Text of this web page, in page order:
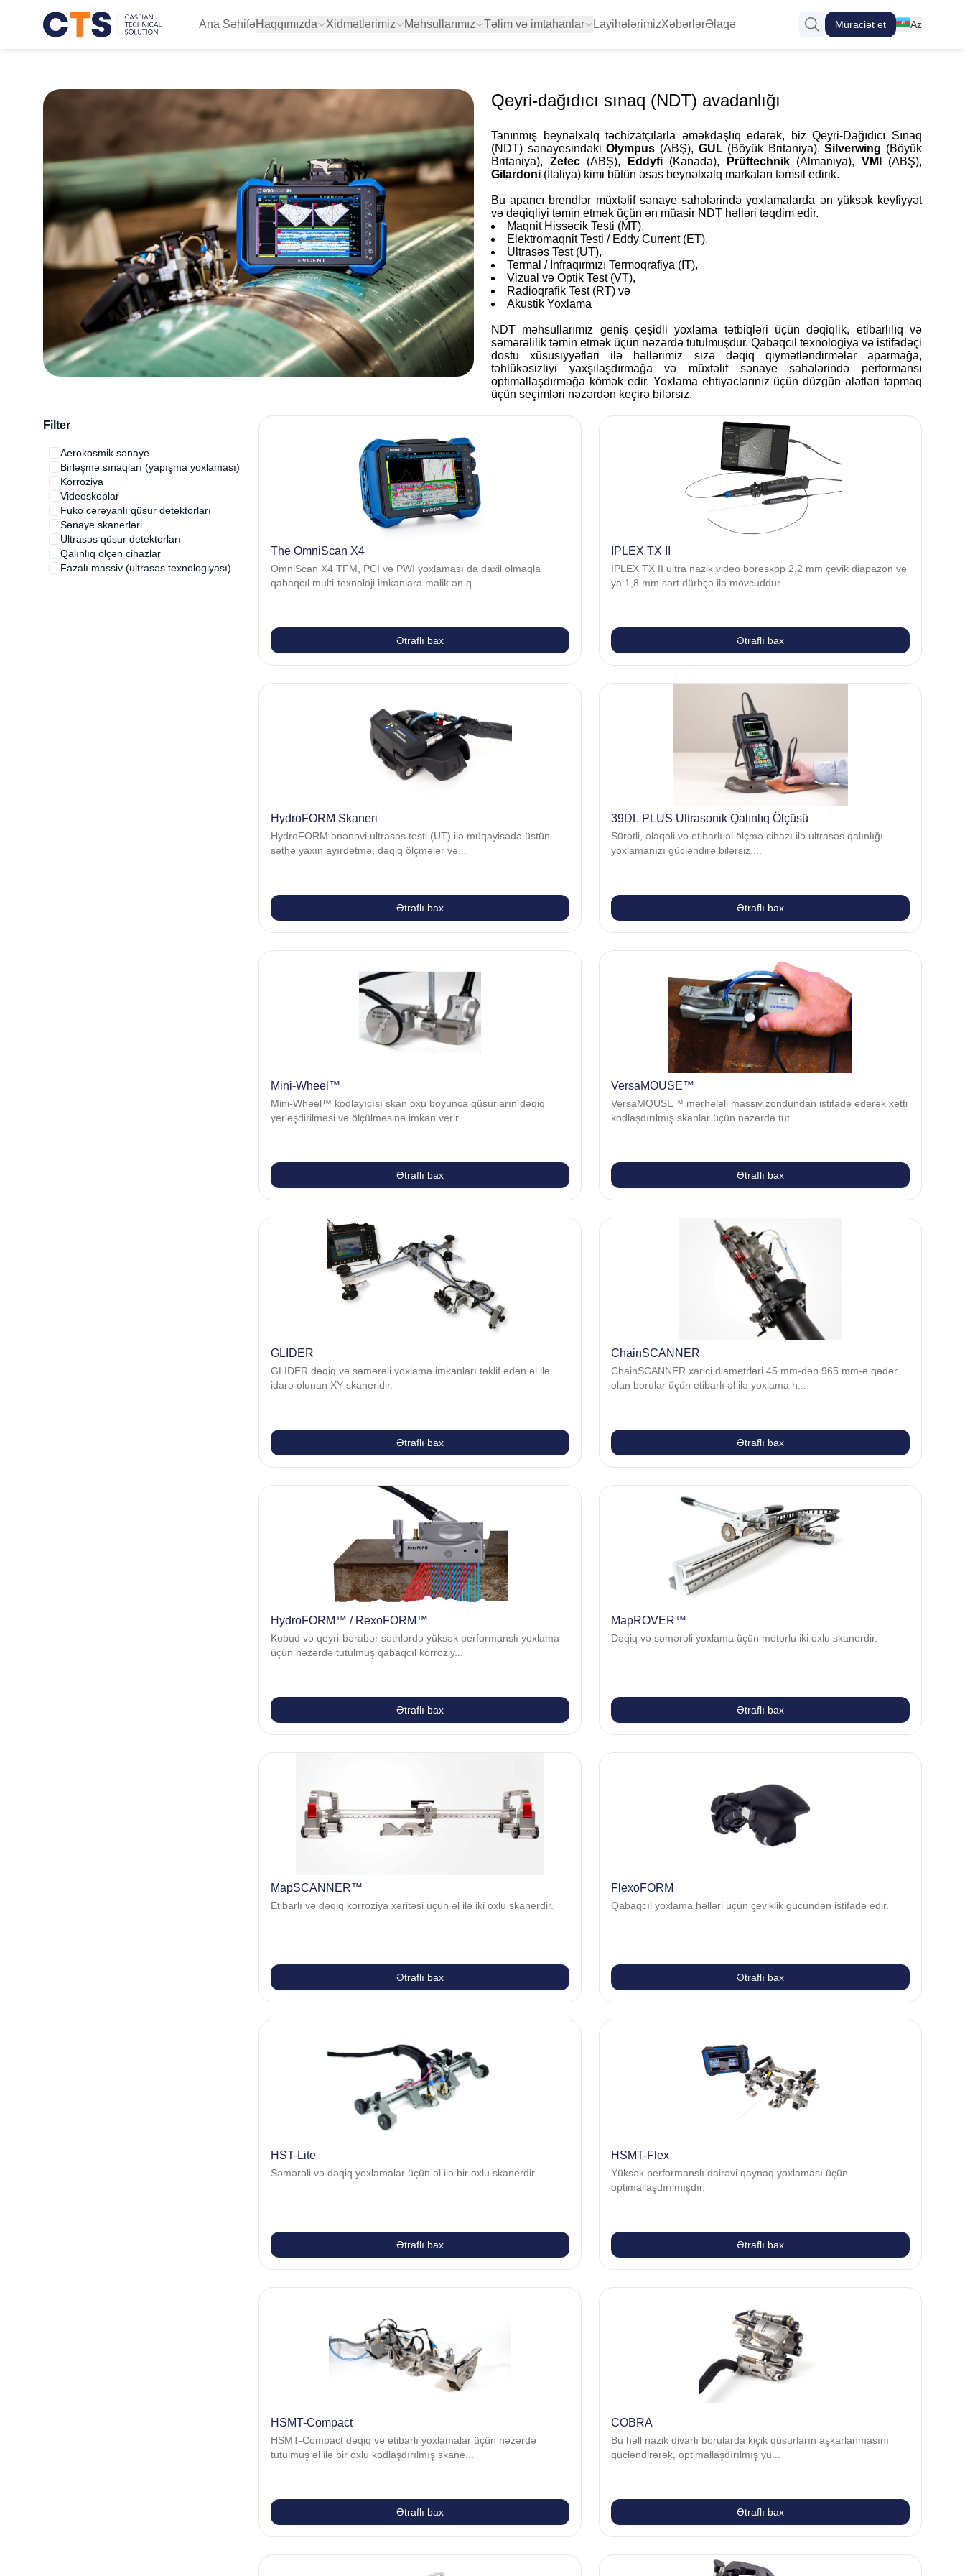
Ana SəhifəHaqqımızda
Sertifikatlarımız
Vizyonumuz
Xidmətlərimiz
Məhsullarımız
avadanlığı
Termal Görüntüləmə Cihazı
Yeraltı diaqnostika
Proses Təftiş Cihazları və
Uzaqdan Sızıntıların
Aşkarlanması Texnologiyaları
UV Kameralar
Təlim və imtahanlar LayihələrimizXəbərlərƏlaqə Müraciət et Az
Qeyri-dağıdıcı sınaq (NDT) avadanlığı
Tanınmış beynəlxalq təchizatçılarla əməkdaşlıq edərək, biz Qeyri-Dağıdıcı Sınaq
(NDT) sənayesindəkiOlympus (ABŞ), GUL (Böyük Britaniya),Silverwing (Böyük
Britaniya), Zetec (ABŞ), Eddyfi (Kanada), Prüftechnik (Almaniya), VMI (ABŞ),
Gilardoni (İtaliya) kimi bütün əsas beynəlxalq markaları təmsil edirik.
Bu aparıcı brendlər müxtəlif sənaye sahələrində yoxlamalarda ən yüksək keyfiyyət
və dəqiqliyi təmin etmək üçün ən müasir NDT həlləri təqdim edir.
Maqnit Hissəcik Testi (MT),
Elektromaqnit Testi / Eddy Current (ET),
Ultrasəs Test (UT),
Termal / İnfraqırmızı Termoqrafiya (İT),
Vizual və Optik Test (VT),
Radioqrafik Test (RT) və
Akustik Yoxlama
NDT məhsullarımız geniş çeşidli yoxlama tətbiqləri üçün dəqiqlik, etibarlılıq və
səmərəlilik təmin etmək üçün nəzərdə tutulmuşdur. Qabaqcıl texnologiya və istifadəçi
dostu xüsusiyyətləri ilə həllərimiz sizə dəqiq qiymətləndirmələr aparmağa,
təhlükəsizliyi yaxşılaşdırmağa və müxtəlif sənaye sahələrində performansı
optimallaşdırmağa kömək edir. Yoxlama ehtiyaclarınız üçün düzgün alətləri tapmaq
üçün seçimləri nəzərdən keçirə bilərsiz.
Filter
Aerokosmik sənaye
Birləşmə sınaqları (yapışma yoxlaması)
Korroziya
Videoskoplar
Fuko cərəyanlı qüsur detektorları
Sənaye skanerləri
Ultrasəs qüsur detektorları
Qalınlıq ölçən cihazlar
Fazalı massiv (ultrasəs texnologiyası)
The OmniScan X4
OmniScan X4 TFM, PCI və PWI yoxlaması da daxil olmaqla
qabaqcıl multi-texnoloji imkanlara malik ən q...
Ətraflı bax
IPLEX TX II
IPLEX TX II ultra nazik video boreskop 2,2 mm çevik diapazon və
ya 1,8 mm sərt dürbçə ilə mövcuddur...
Ətraflı bax
HydroFORM Skaneri
HydroFORM ənənəvi ultrasəs testi (UT) ilə müqayisədə üstün
səthə yaxın ayırdetmə, dəqiq ölçmələr və...
Ətraflı bax
39DL PLUS Ultrasonik Qalınlıq Ölçüsü
Sürətli, əlaqəli və etibarlı əl ölçmə cihazı ilə ultrasəs qalınlığı
yoxlamanızı gücləndirə bilərsiz....
Ətraflı bax
Mini-Wheel™
Mini-Wheel™ kodlayıcısı skan oxu boyunca qüsurların dəqiq
yerləşdirilməsi və ölçülməsinə imkan verir...
Ətraflı bax
VersaMOUSE™
VersaMOUSE™ mərhələli massiv zondundan istifadə edərək xətti
kodlaşdırılmış skanlar üçün nəzərdə tut...
Ətraflı bax
GLIDER
GLIDER dəqiq və səmərəli yoxlama imkanları təklif edən əl ilə
idarə olunan XY skaneridir.
Ətraflı bax
ChainSCANNER
ChainSCANNER xarici diametrləri 45 mm-dən 965 mm-ə qədər
olan borular üçün etibarlı əl ilə yoxlama h...
Ətraflı bax
HydroFORM™ / RexoFORM™
Kobud və qeyri-bərabər səthlərdə yüksək performanslı yoxlama
üçün nəzərdə tutulmuş qabaqcıl korroziy...
Ətraflı bax
MapROVER™
Dəqiq və səmərəli yoxlama üçün motorlu iki oxlu skanerdir.
Ətraflı bax
MapSCANNER™
Etibarlı və dəqiq korroziya xəritəsi üçün əl ilə iki oxlu skanerdir.
Ətraflı bax
FlexoFORM
Qabaqcıl yoxlama həlləri üçün çeviklik gücündən istifadə edir.
Ətraflı bax
HST-Lite
Səmərəli və dəqiq yoxlamalar üçün əl ilə bir oxlu skanerdir.
Ətraflı bax
HSMT-Flex
Yüksək performanslı dairəvi qaynaq yoxlaması üçün
optimallaşdırılmışdır.
Ətraflı bax
HSMT-Compact
HSMT-Compact dəqiq və etibarlı yoxlamalar üçün nəzərdə
tutulmuş əl ilə bir oxlu kodlaşdırılmış skane...
Ətraflı bax
COBRA
Bu həll nazik divarlı borularda kiçik qüsurların aşkarlanmasını
gücləndirərək, optimallaşdırılmış yü...
Ətraflı bax